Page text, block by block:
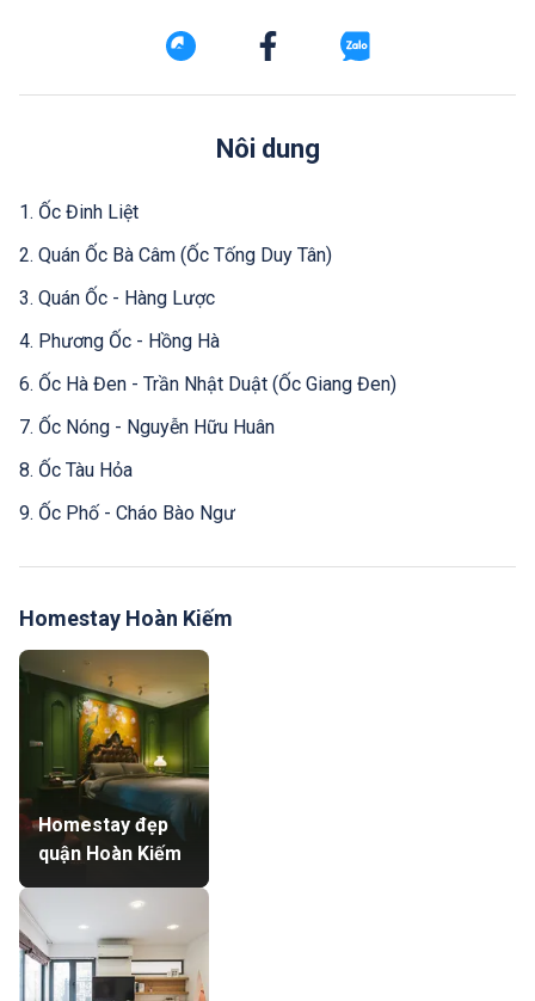
Nôi dung
1. Ốc Đinh Liệt
2. Quán Ốc Bà Câm (Ốc Tống Duy Tân)
3. Quán Ốc - Hàng Lược
4. Phương Ốc - Hồng Hà
6. Ốc Hà Đen - Trần Nhật Duật (Ốc Giang Đen)
7. Ốc Nóng - Nguyễn Hữu Huân
8. Ốc Tàu Hỏa
9. Ốc Phố - Cháo Bào Ngư
Homestay Hoàn Kiếm
Homestay đẹp
quận Hoàn Kiếm